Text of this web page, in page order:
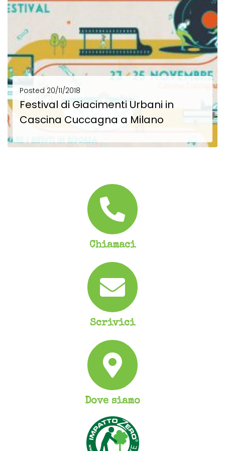
Posted 20/11/2018
Festival di Giacimenti Urbani in
Cascina Cuccagna a Milano
Chiamaci
Scrivici
Dove siamo